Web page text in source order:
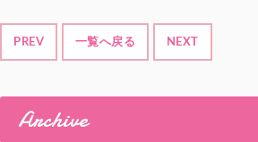
PREV 一覧へ戻る NEXT
Archive